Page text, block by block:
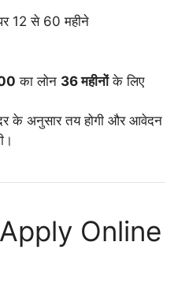
12 से 60 महीने
का लोन 36 महीनोंके लिए
के अनुसार तय होगी और आवेदन
Online